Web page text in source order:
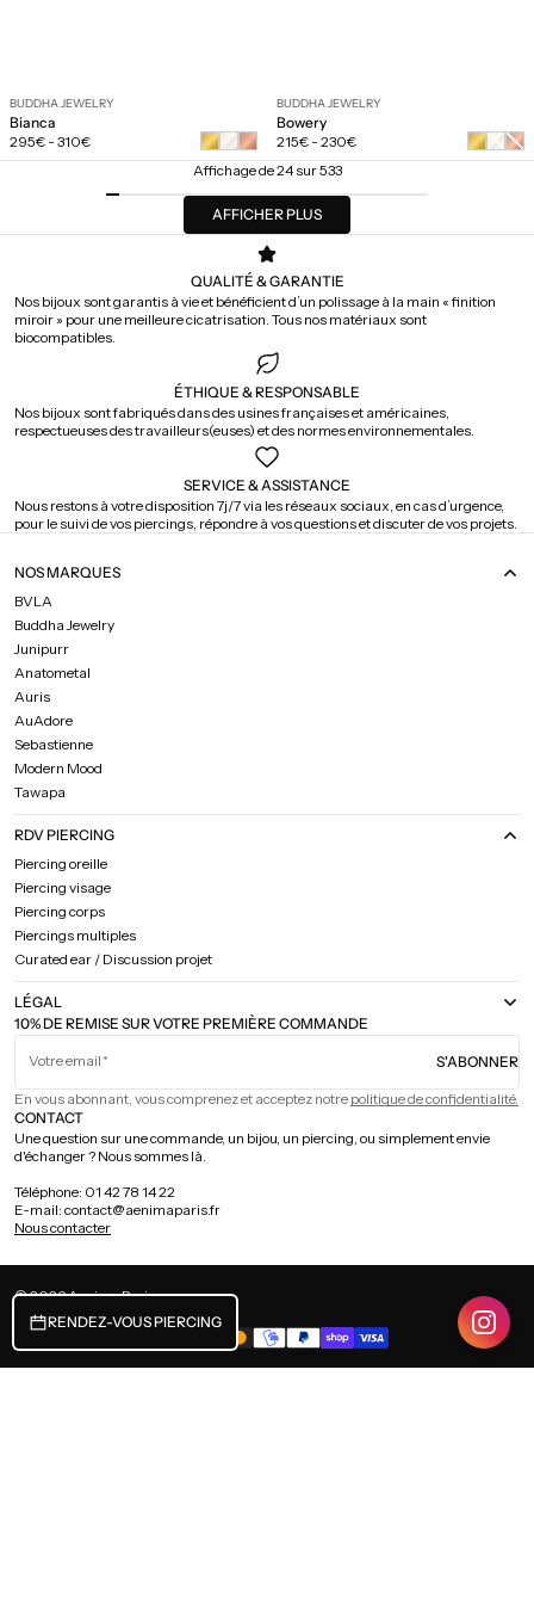
BUDDHA JEWELRY
Bianca
Prix
régulier
295€ - 310€
BUDDHA JEWELRY
Bowery
Prix
régulier
215€ - 230€
Or
blanc
Or
rose
Affichage de 24 sur 533
AFFICHER PLUS
QUALITÉ & GARANTIE
Nos bijoux sont garantis à vie et bénéficient d’un polissage à la main « finition
miroir » pour une meilleure cicatrisation. Tous nos matériaux sont
biocompatibles.
ÉTHIQUE & RESPONSABLE
Nos bijoux sont fabriqués dans des usines françaises et américaines,
respectueuses des travailleurs(euses) et des normes environnementales.
SERVICE & ASSISTANCE
Nous restons à votre disposition 7j/7 via les réseaux sociaux, en cas d’urgence,
pour le suivi de vos piercings, répondre à vos questions et discuter de vos projets.
10% DE REMISE SUR VOTRE PREMIÈRE COMMANDE
Votre email S'ABONNER
En vous abonnant, vous comprenez et acceptez notre politique de confidentialité.
NOS MARQUES
BVLA
Buddha Jewelry
Junipurr
Anatometal
Auris
AuAdore
Sebastienne
Modern Mood
Tawapa
RDV PIERCING
Piercing oreille
Piercing visage
Piercing corps
Piercings multiples
Curated ear / Discussion projet
LÉGAL
CONTACT
Une question sur une commande, un bijou, un piercing, ou simplement envie
d'échanger ? Nous sommes là.
Téléphone: 01 42 78 14 22
E-mail: contact@aenimaparis.fr
Nous contacter
© 2026Aenima Paris..
FRANCE (EUR €) / FRANÇAIS
RENDEZ-VOUS PIERCING